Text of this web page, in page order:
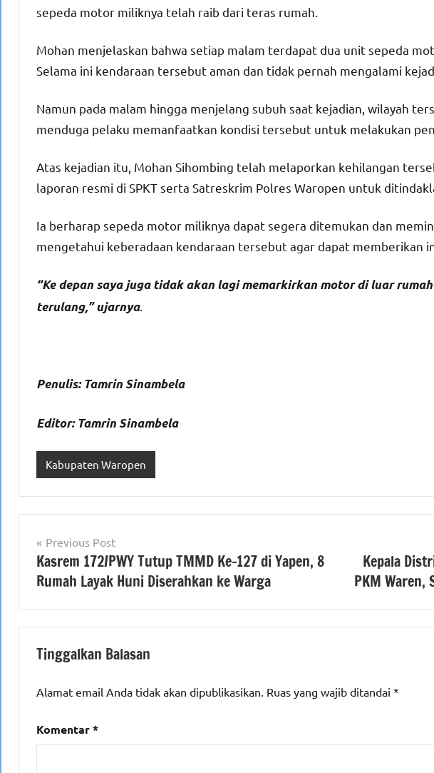
sepeda motor miliknya telah raib dari teras rumah.
Mohan menjelaskan bahwa setiap malam terdapat dua unit sepeda
Selama ini kendaraan tersebut aman dan tidak pernah mengalami
Namun pada malam hingga menjelang subuh saat kejadian, wilayah
menduga pelaku memanfaatkan kondisi tersebut untuk melakukan
Atas kejadian itu, Mohan Sihombing telah melaporkan kehilangan
laporan resmi di SPKT serta Satreskrim Polres Waropen untuk
Ia berharap sepeda motor miliknya dapat segera ditemukan dan
mengetahui keberadaan kendaraan tersebut agar dapat memberikan
“Ke depan saya juga tidak akan lagi memarkirkan motor di luar
terulang,”ujarnya.
Penulis: Tamrin Sinambela
Editor: Tamrin Sinambela
Kabupaten Waropen
Navigasi
pos
Previous Post
Kasrem 172/PWY Tutup TMMD Ke-127 di Yapen, 8
Rumah Layak Huni Diserahkan ke Warga
Kepala
PKM Waren,
Tinggalkan Balasan
Alamat email Anda tidak akan dipublikasikan. Ruas yang wajib ditandai *
Komentar*